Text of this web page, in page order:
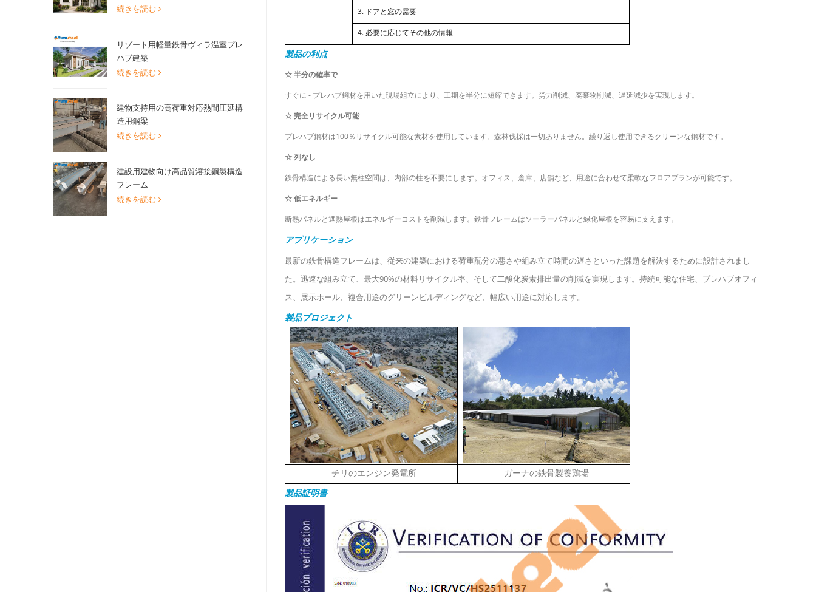
続きを読む
リゾート用軽量鉄骨ヴィラ温室プレ
ハブ建築
続きを読む
建物支持用の高荷重対応熱間圧延構
造用鋼梁
続きを読む
建設用建物向け高品質溶接鋼製構造
フレーム
続きを読む
3. ドアと窓の需要
4. 必要に応じてその他の情報
製品の利点
☆半分の確率で
すぐに - プレハブ鋼材を用いた現場組立により、工期を半分に短縮できます。労力削減、廃棄物削減、遅延減少を実現します。
☆完全リサイクル可能
プレハブ鋼材は100％リサイクル可能な素材を使用しています。森林伐採は一切ありません。繰り返し使用できるクリーンな鋼材です。
☆列なし
鉄骨構造による長い無柱空間は、内部の柱を不要にします。オフィス、倉庫、店舗など、用途に合わせて柔軟なフロアプランが可能です。
☆低エネルギー
断熱パネルと遮熱屋根はエネルギーコストを削減します。鉄骨フレームはソーラーパネルと緑化屋根を容易に支えます。
アプリケーション
最新の鉄骨構造フレームは、従来の建築における荷重配分の悪さや組み立て時間の遅さといった課題を解決するために設計されまし
た。迅速な組み立て、最大90%の材料リサイクル率、そして二酸化炭素排出量の削減を実現します。持続可能な住宅、プレハブオフィ
ス、展示ホール、複合用途のグリーンビルディングなど、幅広い用途に対応します。
製品プロジェクト
チリのエンジン発電所
ガーナの鉄骨製養鶏場
製品証明書